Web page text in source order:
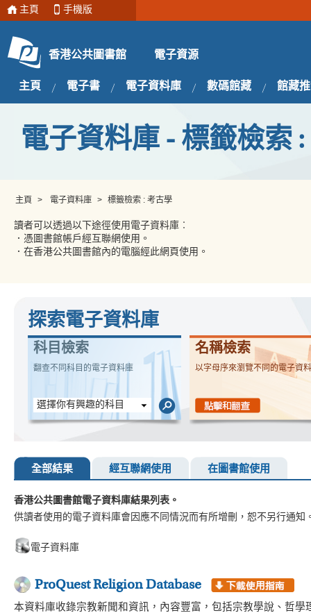
主頁 手機版
香港公共圖書館 電子資源
主頁 電子書 電子資料庫 數碼館藏 館藏
電子資料庫 - 標籤檢索
主頁 > 電子資料庫 > 標籤檢索 : 考古學
讀者可以透過以下途徑使用電子資料庫︰
．憑圖書館帳戶經互聯網使用。
．在香港公共圖書館內的電腦經此網頁使用。
探索電子資料庫
科目檢索
翻查不同科目的電子資料庫
選擇你有興趣的科目
名稱檢索
以字母序來瀏覽不同的電子資
全部結果 經互聯網使用 在圖書館使用
香港公共圖書館電子資料庫結果列表。
供讀者使用的電子資料庫會因應不同情況而有所增刪，恕不另行通知
電子資料庫
ProQuest Religion Database
本資料庫收錄宗教新聞和資訊，內容豐富，包括宗教學說、哲